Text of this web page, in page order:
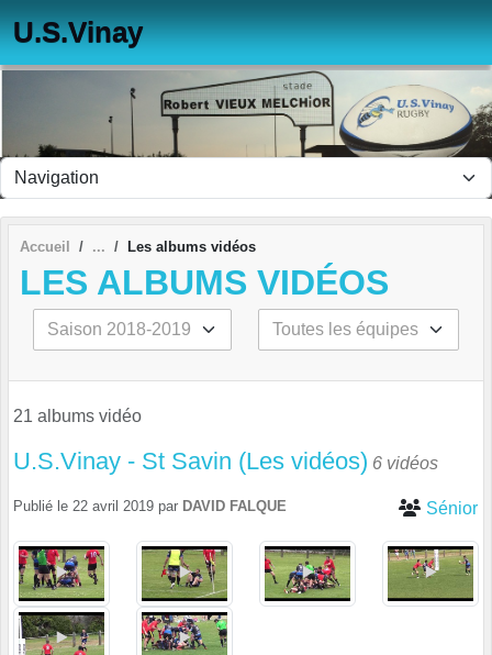
U.S.Vinay
Accueil Les albums vidéos
LES ALBUMS VIDÉOS
21 albums vidéo
U.S.Vinay - St Savin (Les vidéos) 6 vidéos
Sénior
Publié le 22 avril 2019 par DAVID FALQUE